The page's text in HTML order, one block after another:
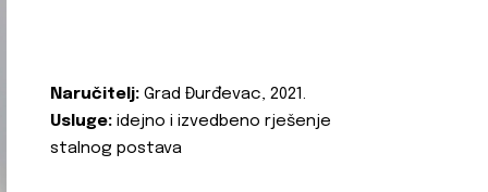
Naručitelj: Grad Đurđevac, 2021.
Usluge: idejno i izvedbeno rješenje
stalnog postava